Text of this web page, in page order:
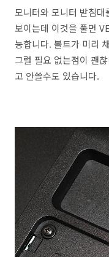
모니터와 모니터 받침
보이는데 이것을 풀면
능합니다. 볼트가 미리
그럴 필요 없는점이 괜
고 안쓸수도 있습니다.